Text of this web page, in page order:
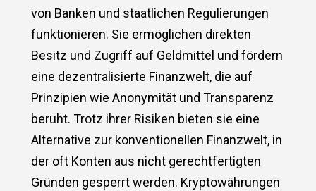
von Banken und staatlichen Regulierungen
funktionieren. Sie ermöglichen direkten
Besitz und Zugriff auf Geldmittel und fördern
eine dezentralisierte Finanzwelt, die auf
Prinzipien wie Anonymität und Transparenz
beruht. Trotz ihrer Risiken bieten sie eine
Alternative zur konventionellen Finanzwelt, in
der oft Konten aus nicht gerechtfertigten
Gründen gesperrt werden. Kryptowährungen